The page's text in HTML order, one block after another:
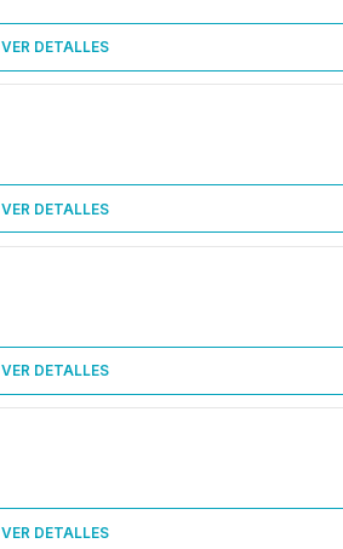
VER DETALLES
VER DETALLES
VER DETALLES
VER DETALLES